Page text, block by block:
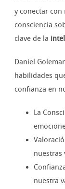
y conectar
consciencia
clave de la
Daniel
habilidades
confianza en
La
nuestras
nuestra